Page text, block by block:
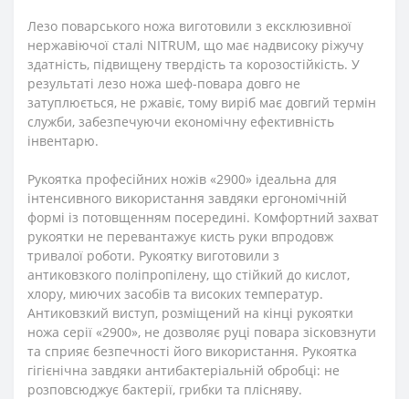
Лезо поварського ножа виготовили з ексклюзивної
нержавіючої сталі NITRUM, що має надвисоку ріжучу
здатність, підвищену твердість та корозостійкість. У
результаті лезо ножа шеф-повара довго не
затуплюється, не ржавіє, тому виріб має довгий термін
служби, забезпечуючи економічну ефективність
інвентарю.
Рукоятка професійних ножів «2900» ідеальна для
інтенсивного використання завдяки ергономічній
формі із потовщенням посередині. Комфортний захват
рукоятки не перевантажує кисть руки впродовж
тривалої роботи. Рукоятку виготовили з
антиковзкого поліпропілену, що стійкий до кислот,
хлору, миючих засобів та високих температур.
Антиковзкий виступ, розміщений на кінці рукоятки
ножа серії «2900», не дозволяє руці повара зісковзнути
та сприяє безпечності його використання. Рукоятка
гігієнічна завдяки антибактеріальній обробці: не
розповсюджує бактерії, грибки та плісняву.